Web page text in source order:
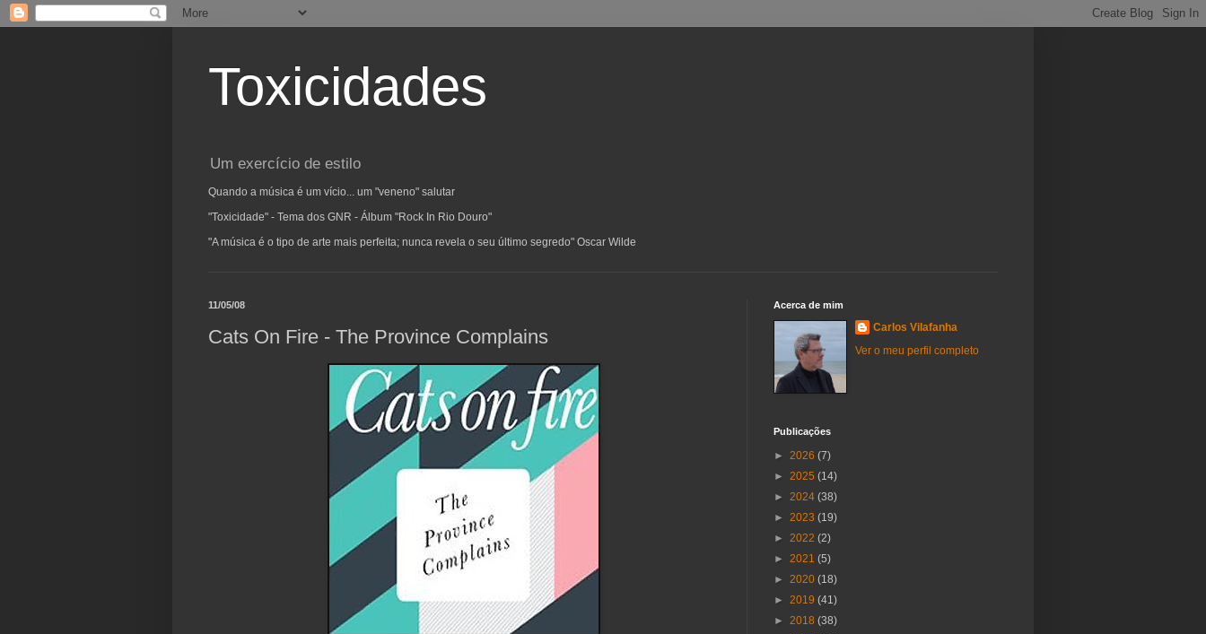
Toxicidades
Um exercício de estilo
Quando a música é um vício... um "veneno" salutar
"Toxicidade" - Tema dos GNR - Álbum "Rock In Rio Douro"
"A música é o tipo de arte mais perfeita; nunca revela o seu último segredo" Oscar Wilde
11/05/08
Cats On Fire - The Province Complains
Acerca de mim
Carlos Vilafanha
Ver o meu perfil completo
Publicações
► 2026 (7)
► 2025 (14)
► 2024 (38)
► 2023 (19)
► 2022 (2)
► 2021 (5)
► 2020 (18)
► 2019 (41)
► 2018 (38)